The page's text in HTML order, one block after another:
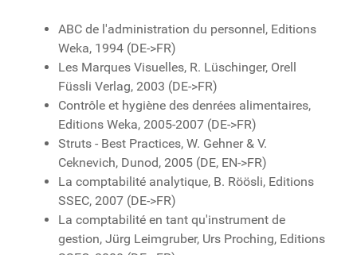
ABC de l'administration du personnel, Editions
Weka, 1994 (DE->FR)
Les Marques Visuelles, R. Lüschinger, Orell
Füssli Verlag, 2003 (DE->FR)
Contrôle et hygiène des denrées alimentaires,
Editions Weka, 2005-2007 (DE->FR)
Struts - Best Practices, W. Gehner & V.
Ceknevich, Dunod, 2005 (DE, EN->FR)
La comptabilité analytique, B. Röösli, Editions
SSEC, 2007 (DE->FR)
La comptabilité en tant qu'instrument de
gestion, Jürg Leimgruber, Urs Proching, Editions